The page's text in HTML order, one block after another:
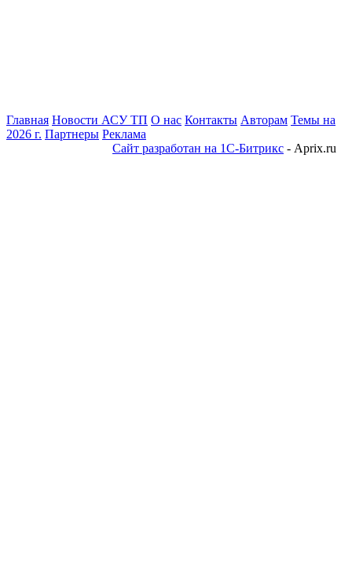
Главная Новости АСУ ТП О нас Контакты Авторам Темы на
2026 г. Партнеры Реклама
Сайт разработан на 1С-Битрикс - Aprix.ru